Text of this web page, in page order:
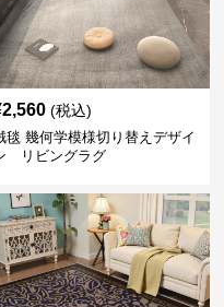
2,560 (税込)
毯 幾何学模様切り替えデザイ
リビングラグ